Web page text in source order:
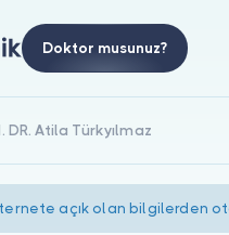
Doktor musunuz?
DR. Atila Türkyılmaz
açık olan bilgilerden